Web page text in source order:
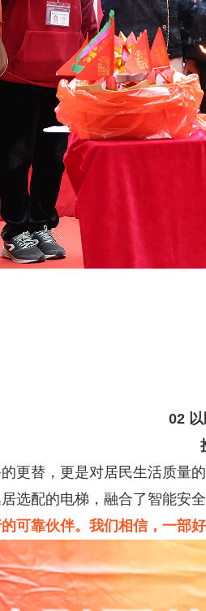
02
更替，更是对居民生活质量
选配的电梯，融合了智能安
可靠伙伴。我们相信，一部